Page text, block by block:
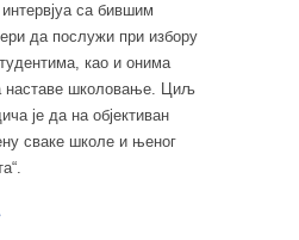
са бившим
да послужи при избору
као и онима
наставе школовање. Циљ
је да на објективан
сваке школе и њеног